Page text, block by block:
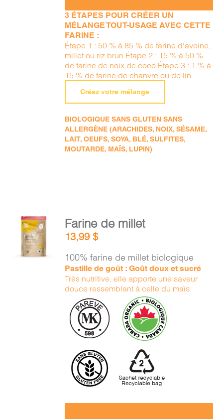
3 ÉTAPES POUR CRÉER UN
MÉLANGE TOUT-USAGE AVEC CETTE
FARINE :
Étape 1 : 50 % à 85 % de farine d'avoine,
millet ou riz brun Étape 2 : 15 % à 50 %
de farine de noix de coco Étape 3 : 1 % à
15 % de farine de chanvre ou de lin
Créez votre mélange
BIOLOGIQUE SANS GLUTEN SANS
ALLERGÈNE (ARACHIDES, NOIX, SÉSAME,
LAIT, OEUFS, SOYA, BLÉ, SULFITES,
MOUTARDE, MAÏS, LUPIN)
AJOUTER
AU
PANIER
Farine de millet
13,99$
100% farine de millet biologique
Pastille de goût : Goût doux et sucré
Très nutritive, elle apporte une saveur
douce ressemblant à celle du maïs.